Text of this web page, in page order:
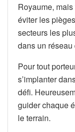
Royaume,
éviter les
secteurs les
dans un réseau
Pour tout
s’implanter
défi.
guider chaque
le terrain.